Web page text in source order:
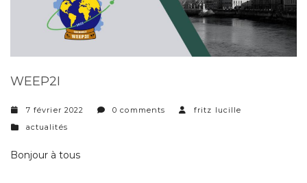
WEEP2I
7 février 2022 0 comments
fritz lucille
categories
actualités
Bonjour à tous